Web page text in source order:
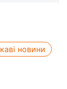
новини